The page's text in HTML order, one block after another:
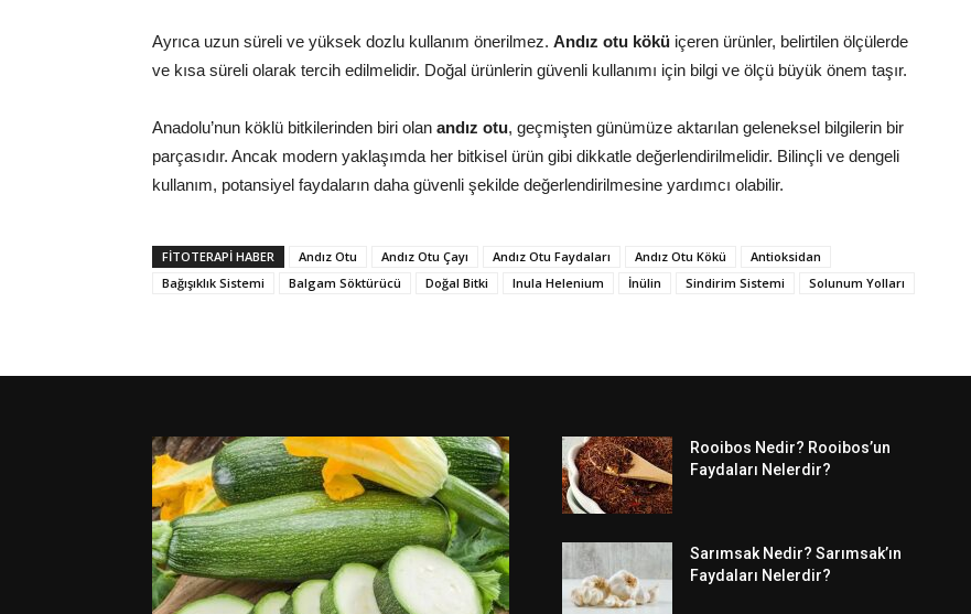
Ayrıca uzun süreli ve yüksek dozlu kullanım önerilmez. Andız otu kökü içeren ürünler, belirtilen ölçülerde
ve kısa süreli olarak tercih edilmelidir. Doğal ürünlerin güvenli kullanımı için bilgi ve ölçü büyük önem taşır.
Anadolu’nun köklü bitkilerinden biri olan andız otu, geçmişten günümüze aktarılan geleneksel bilgilerin bir
parçasıdır. Ancak modern yaklaşımda her bitkisel ürün gibi dikkatle değerlendirilmelidir. Bilinçli ve dengeli
kullanım, potansiyel faydaların daha güvenli şekilde değerlendirilmesine yardımcı olabilir.
FITOTERAPI HABER Andız Otu Andız Otu Çayı Andız Otu Faydaları Andız Otu Kökü
Antioksidan
Bağışıklık Sistemi
Balgam Söktürücü Doğal Bitki Inula Helenium İnülin Sindirim Sistemi Solunum Yolları
Rooibos Nedir? Rooibos’un
Faydaları Nelerdir?
Sarımsak Nedir? Sarımsak’ın
Faydaları Nelerdir?